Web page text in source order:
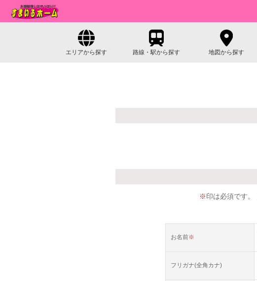
エリアから探す 路線・駅から探す 地図から探す
※印は必須です。
お名前※
フリガナ(全角カナ)